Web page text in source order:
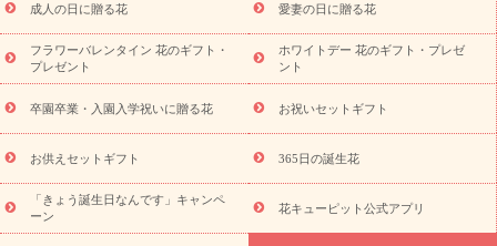
蘭・花鉢
ミディ胡蝶蘭・お祝い ミディ胡蝶蘭・お供え
の青色胡蝶蘭
観葉植物 観葉植物 産直多肉植物
プリザーブ
ドフラワー
お祝い お供え・お悔やみ 花とセットギフト
ミオーダー
プチギフト（hanamore -ハナモア-）
花とみどりの
eギフト
花キューピットのeGfit カラー ピンク
レンジ
レッド お花の種類 バラ ユリ トルコキキョウ
予
算から探す
お祝い お祝い・3000円～ お祝い・
お祝い・5000円～ お祝い・7000円～ お祝い・10000円～
お供え・お悔やみ
お供え・お悔やみ・3000円～
お供え・お
悔やみ・5000円～ お供え・お悔やみ・7000円～
お供え・お悔
成人の日に贈る花 愛妻の日に贈る花
フラワーバレンタイン 花のギフト・
プレゼント
ホワイトデー 花のギフト・プレゼ
ント
卒園卒業・入園入学祝いに贈る花 お祝いセットギフト
お供えセットギフト 365日の誕生花
「きょう誕生日なんです」キャンペ
ーン
花キューピット公式アプリ